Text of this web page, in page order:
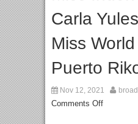
Jakarta dengan Ribuan
Carla
Miss
Puerto
Nov 12, 2021
Comments Off